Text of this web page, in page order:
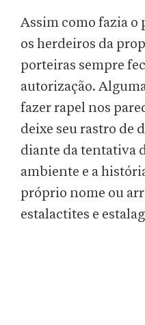
Assim como fazia o
os herdeiros da
porteiras sempre
autorização.
fazer rapel nos
deixe seu rastro de
diante da tentativa
ambiente e a
próprio nome ou
estalactites e